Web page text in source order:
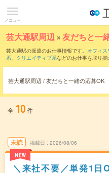
メニュー
芸大通駅周辺 ×友だちと一
芸大通駅の派遣のお仕事情報です。 オフィ
系、 クリエイティブ系などのお仕事を取り
芸大通駅周辺 / 友だちと一緒の応募OK
全 10件
未読
NEW
掲載日 2026/08/06
＼来社不要／単発1日